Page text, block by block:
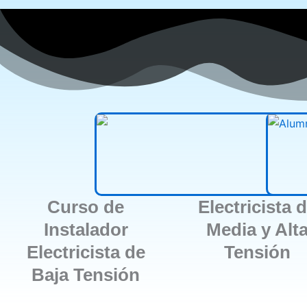
Curso de
Instalador
Electricista de
Baja Tensión
Electricista
Media y
Tensión